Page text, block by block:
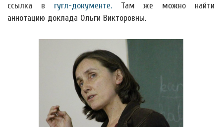
ссылка в гугл-документе.Там же можно найти
аннотацию доклада Ольги Викторовны.